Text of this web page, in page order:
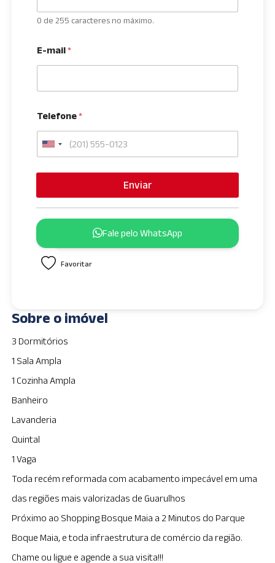
0 de 255 caracteres no máximo.
E-mail*
Telefone*
U
e
d
t
a
+
1
Enviar
Fale pelo WhatsApp
Favoritar
Sobre o imóvel
3 Dormitórios
1 Sala Ampla
1 Cozinha Ampla
Banheiro
Lavanderia
Quintal
1 Vaga
Toda recém reformada com acabamento impecável em uma
das regiões mais valorizadas de Guarulhos
Próximo ao Shopping Bosque Maia a 2 Minutos do Parque
Boque Maia, e toda infraestrutura de comércio da região.
Chame ou ligue e agende a sua visita!!!